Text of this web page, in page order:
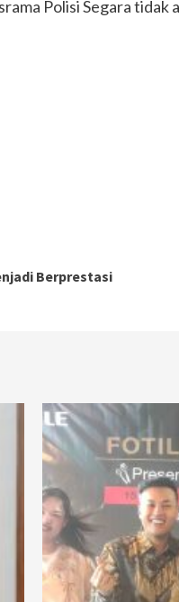
Polisi Segara
Berprestasi